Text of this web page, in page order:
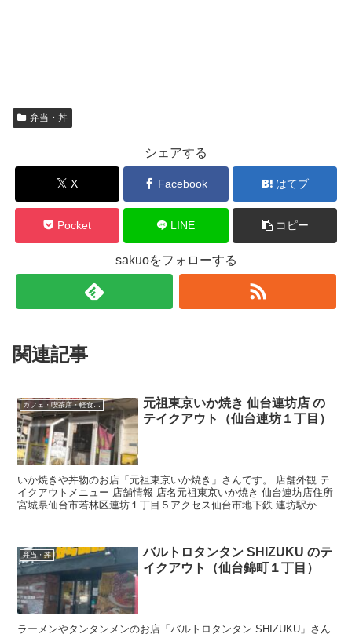
弁当・丼
シェアする
X Facebook はてブ
Pocket LINE コピー
sakuoをフォローする
関連記事
カフェ・喫茶店・軽食・スイーツ
元祖東京いか焼き 仙台連坊店 の
テイクアウト（仙台連坊１丁目）
いか焼きや丼物のお店「元祖東京いか焼き」さんです。 店舗外観 テ
イクアウトメニュー 店舗情報 店名元祖東京いか焼き 仙台連坊店住所
宮城県仙台市若林区連坊１丁目５アクセス仙台市地下鉄 連坊駅から
弁当・丼
バルトロタンタン SHIZUKU のテ
イクアウト（仙台錦町１丁目）
ラーメンやタンタンメンのお店「バルトロタンタン SHIZUKU」さん